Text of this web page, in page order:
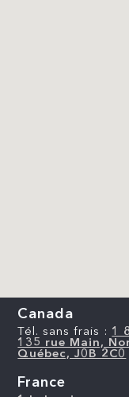
Canada
Tél. sans frais : 1
135 rue Main,
Québec, J0B 2C0
France